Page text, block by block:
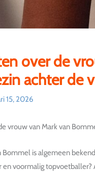
over de
achter de
15, 2026
vrouw van Mark van
Bommel is algemeen
en voormalig